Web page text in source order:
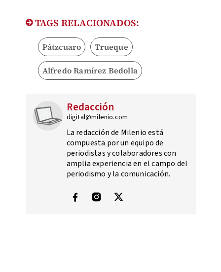
TAGS RELACIONADOS:
Pátzcuaro Trueque
Alfredo Ramírez Bedolla
Redacción
digital@milenio.com
La redacción de Milenio está
compuesta por un equipo de
periodistas y colaboradores con
amplia experiencia en el campo del
periodismo y la comunicación.